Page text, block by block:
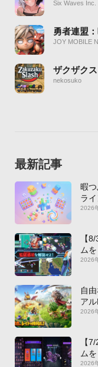
Six Waves Inc.
勇者連盟
JOY MOBILE
ザクザク
nekosuko
最新記事
暇
ラ
2026
【
ム
2026
自
ア
新
2026
【
ム
2026